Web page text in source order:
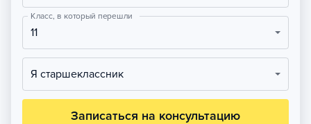
Класс, в который перешли
11
Я старшеклассник
Записаться на консультацию